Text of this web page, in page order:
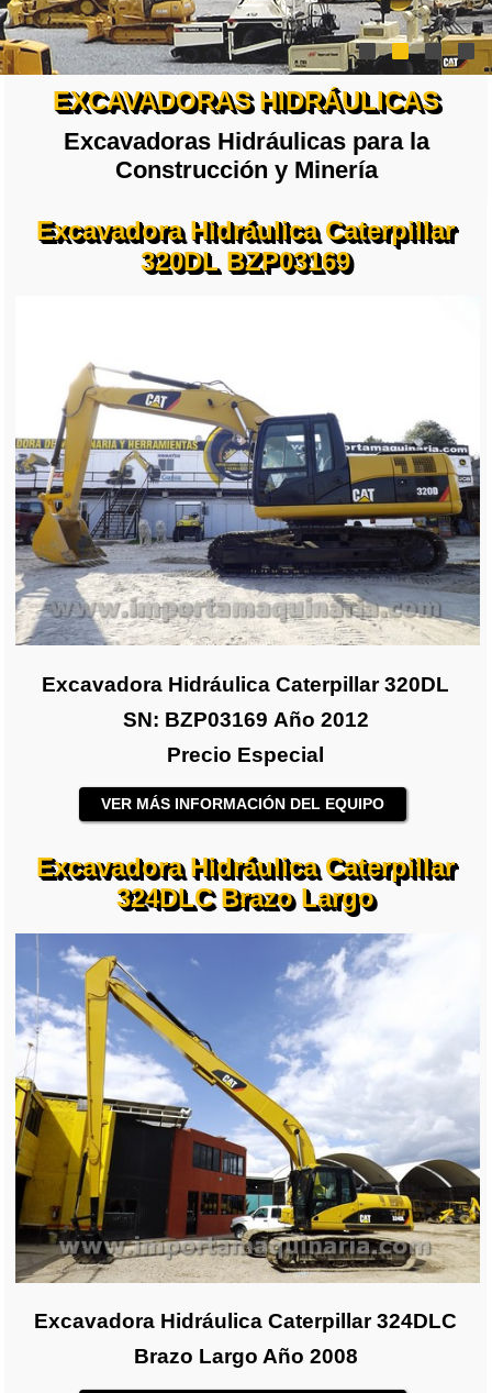
EXCAVADORAS HIDRÁULICAS
Excavadoras Hidráulicas para la
Construcción y Minería
Excavadora Hidráulica Caterpillar
320DL BZP03169
Excavadora Hidráulica Caterpillar 320DL
SN: BZP03169 Año 2012
Precio Especial
VER MÁS INFORMACIÓN DEL EQUIPO
Excavadora Hidráulica Caterpillar
324DLC Brazo Largo
Excavadora Hidráulica Caterpillar 324DLC
Brazo Largo Año 2008